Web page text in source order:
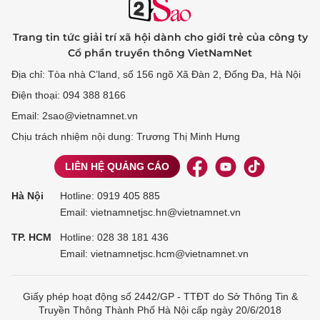
Trang tin tức giải trí xã hội dành cho giới trẻ của công ty
Cổ phần truyền thông VietNamNet
Địa chỉ: Tòa nhà C’land, số 156 ngõ Xã Đàn 2, Đống Đa, Hà Nội
Điện thoại: 094 388 8166
Email: 2sao@vietnamnet.vn
Chịu trách nhiệm nội dung: Trương Thị Minh Hưng
LIÊN HỆ QUẢNG CÁO
Hà Nội Hotline: 0919 405 885
Email: vietnamnetjsc.hn@vietnamnet.vn
TP. HCM Hotline: 028 38 181 436
Email: vietnamnetjsc.hcm@vietnamnet.vn
Giấy phép hoạt động số 2442/GP - TTĐT do Sở Thông Tin &
Truyền Thông Thành Phố Hà Nội cấp ngày 20/6/2018